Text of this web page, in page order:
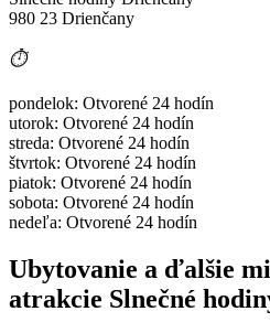
980 23 Drienčany
⏱️
pondelok: Otvorené 24 hodín
utorok: Otvorené 24 hodín
streda: Otvorené 24 hodín
štvrtok: Otvorené 24 hodín
piatok: Otvorené 24 hodín
sobota: Otvorené 24 hodín
nedeľa: Otvorené 24 hodín
Ubytovanie a ďalšie
atrakcie Slnečné